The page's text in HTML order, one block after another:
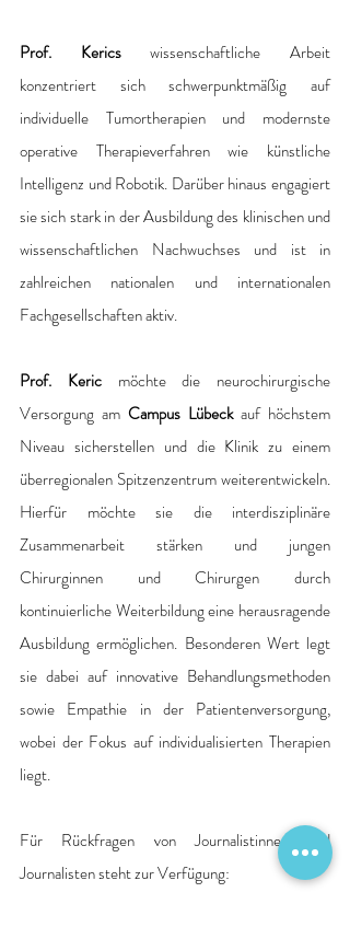
Prof. Kerics wissenschaftliche Arbeit
konzentriert sich schwerpunktmäßig auf
individuelle Tumortherapien und modernste
operative Therapieverfahren wie künstliche
Intelligenz und Robotik. Darüber hinaus engagiert
sie sich stark in der Ausbildung des klinischen und
wissenschaftlichen Nachwuchses und ist in
zahlreichen nationalen und internationalen
Fachgesellschaften aktiv.
Prof. Keric möchte die neurochirurgische
Versorgung am Campus Lübeck auf höchstem
Niveau sicherstellen und die Klinik zu einem
überregionalen Spitzenzentrum weiterentwickeln.
Hierfür möchte sie die interdisziplinäre
Zusammenarbeit stärken und jungen
Chirurginnen und Chirurgen durch
kontinuierliche Weiterbildung eine herausragende
Ausbildung ermöglichen. Besonderen Wert legt
sie dabei auf innovative Behandlungsmethoden
sowie Empathie in der Patientenversorgung,
wobei der Fokus auf individualisierten Therapien
liegt.
Für Rückfragen von Journalistinnen und
Journalisten steht zur Verfügung: